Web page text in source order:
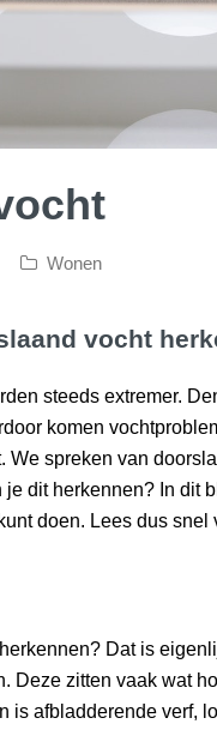
Wonen
vocht
steeds extremer.
komen
We spreken van
je dit herkennen? In dit
doen. Lees dus snel
Dat is
Deze zitten vaak wat
is afbladderende verf,